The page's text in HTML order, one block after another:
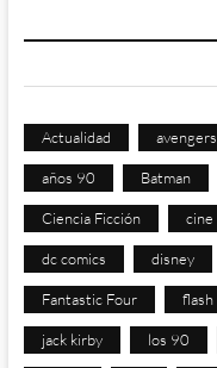
Actualidad avengers
años 90 Batman
Ciencia Ficción cine
dc comics disney
Fantastic Four flash
jack kirby los 90